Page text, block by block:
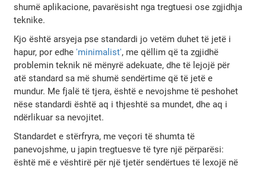
shumë aplikacione, pavarësisht nga tregtuesi ose zgjidhja
teknike.
Kjo është arsyeja pse standardi jo vetëm duhet të jetë i
hapur, por edhe'minimalist', me qëllim që ta zgjidhë
problemin teknik në mënyrë adekuate, dhe të lejojë për
atë standard sa më shumë sendërtime që të jetë e
mundur. Me fjalë të tjera, është e nevojshme të peshohet
nëse standardi është aq i thjeshtë sa mundet, dhe aq i
ndërlikuar sa nevojitet.
Standardet e stërfryra, me veçori të shumta të
panevojshme, u japin tregtuesve të tyre një përparësi:
është më e vështirë për një tjetër sendërtues të lexojë në